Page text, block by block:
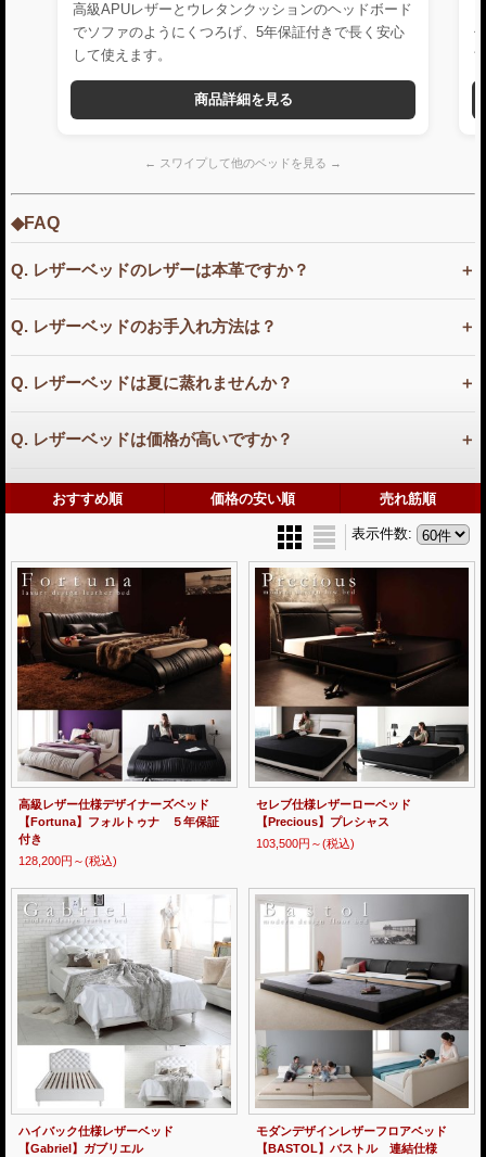
高級APUレザーとウレタンクッションのヘッドボード
でソファのようにくつろげ、5年保証付きで長く安心
して使えます。
商品詳細を見る
← スワイプして他のベッドを見る →
◆FAQ
Q. レザーベッドのレザーは本革ですか？
Q. レザーベッドのお手入れ方法は？
Q. レザーベッドは夏に蒸れませんか？
Q. レザーベッドは価格が高いですか？
おすすめ順 価格の安い順 売れ筋順
表示件数:
高級レザー仕様デザイナーズベッド
【Fortuna】フォルトゥナ ５年保証
付き
128,200円～(税込)
セレブ仕様レザーローベッド
【Precious】プレシャス
103,500円～(税込)
ハイバック仕様レザーベッド
【Gabriel】ガブリエル
モダンデザインレザーフロアベッド
【BASTOL】バストル 連結仕様